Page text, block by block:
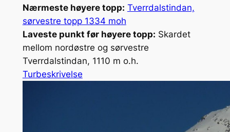
Nærmeste høyere topp: Tverrdalstindan,
sørvestre topp 1334 moh
Laveste punkt før høyere topp: Skardet
mellom nordøstre og sørvestre
Tverrdalstindan, 1110 m o.h.
Turbeskrivelse